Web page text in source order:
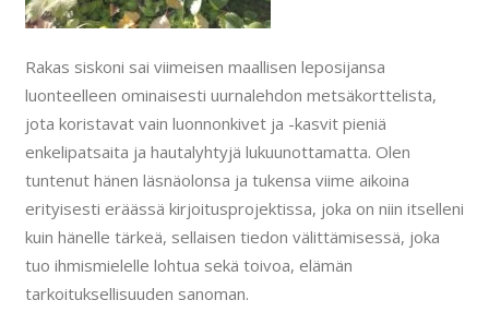
Rakas siskoni sai viimeisen maallisen leposijansa
luonteelleen ominaisesti uurnalehdon metsäkorttelista,
jota koristavat vain luonnonkivet ja -kasvit pieniä
enkelipatsaita ja hautalyhtyjä lukuunottamatta. Olen
tuntenut hänen läsnäolonsa ja tukensa viime aikoina
erityisesti eräässä kirjoitusprojektissa, joka on niin itselleni
kuin hänelle tärkeä, sellaisen tiedon välittämisessä, joka
tuo ihmismielelle lohtua sekä toivoa, elämän
tarkoituksellisuuden sanoman.